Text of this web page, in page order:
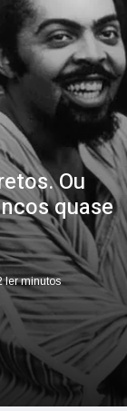
Ou
quase
ler minutos